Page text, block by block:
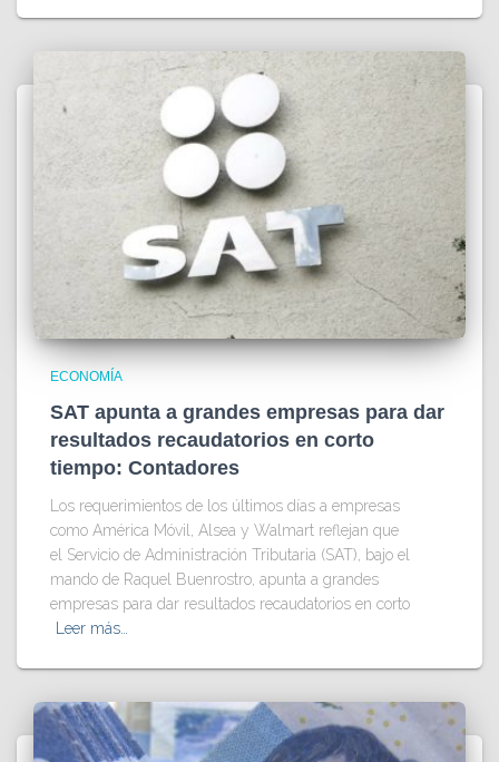
ECONOMÍA
SAT apunta a grandes empresas para dar
resultados recaudatorios en corto
tiempo: Contadores
Los requerimientos de los últimos días a empresas
como América Móvil, Alsea y Walmart reflejan que
el Servicio de Administración Tributaria (SAT), bajo el
mando de Raquel Buenrostro, apunta a grandes
empresas para dar resultados recaudatorios en corto
Leer más…